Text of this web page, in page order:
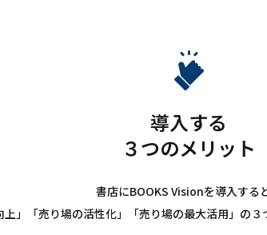
導入する
３つのメリット
書店にBOOKS Visionを導入すると
上」「売り場の活性化」「売り場の最大活用」の３